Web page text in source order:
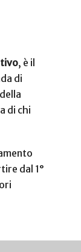
, è il
di
di chi
dal 1°